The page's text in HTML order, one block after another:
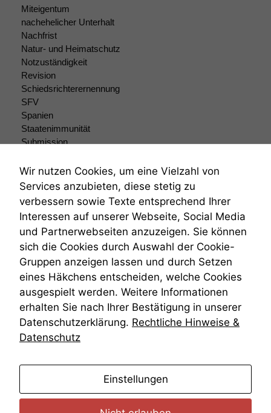
Miteigentum
nachehelicher Unterhalt
Nachfrist
Natur- und Heimatschutz
Notzuständigkeit
Revision
Schiedsrichterernennung
SFV
Spanien
Staatenimmunität
Submission
Teilungsklage
Venezuela
VRK
Wiederherstellungsanordnung
Zivilprozessordnung
ZPO
Zustellfiktion
Zuständigkeit
Öffentliches Personalrecht
Öffentlichkeitsprinzip
Wir nutzen Cookies, um eine Vielzahl von
Services anzubieten, diese stetig zu
verbessern sowie Texte entsprechend Ihrer
Interessen auf unserer Webseite, Social Media
und Partnerwebseiten anzuzeigen. Sie können
sich die Cookies durch Auswahl der Cookie-
Gruppen anzeigen lassen und durch Setzen
eines Häkchens entscheiden, welche Cookies
ausgespielt werden. Weitere Informationen
erhalten Sie nach Ihrer Bestätigung in unserer
Datenschutzerklärung. Rechtliche Hinweise &
Datenschutz
Einstellungen
anonyme
Daten auf.
Funktionalität
Einige
Funktionen auf
dieser Website
sind optional.
Wenn Sie
diese Option
deaktivieren,
kann die
Website nicht
Marketing
Wir speichern
anonyme Daten ab,